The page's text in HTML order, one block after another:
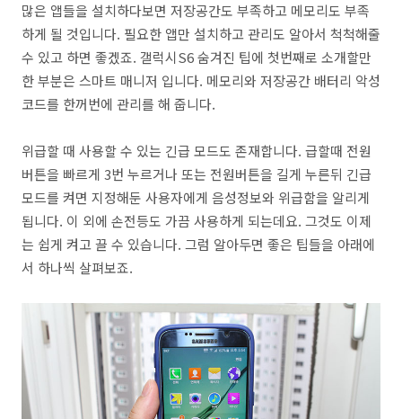
많은 앱들을 설치하다보면 저장공간도 부족하고 메모리도 부족
하게 될 것입니다. 필요한 앱만 설치하고 관리도 알아서 척척해줄
수 있고 하면 좋겠죠. 갤럭시S6 숨겨진 팁에 첫번째로 소개할만
한 부분은 스마트 매니저 입니다. 메모리와 저장공간 배터리 악성
코드를 한꺼번에 관리를 해 줍니다.
위급할 때 사용할 수 있는 긴급 모드도 존재합니다. 급할때 전원
버튼을 빠르게 3번 누르거나 또는 전원버튼을 길게 누른뒤 긴급
모드를 켜면 지정해둔 사용자에게 음성정보와 위급함을 알리게
됩니다. 이 외에 손전등도 가끔 사용하게 되는데요. 그것도 이제
는 쉽게 켜고 끌 수 있습니다. 그럼 알아두면 좋은 팁들을 아래에
서 하나씩 살펴보죠.